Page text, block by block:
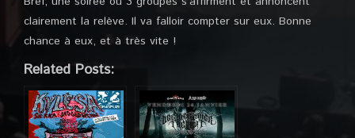
clairement la relève. Il va falloir compter sur eux. Bonne
chance à eux, et à très vite !
Related Posts: